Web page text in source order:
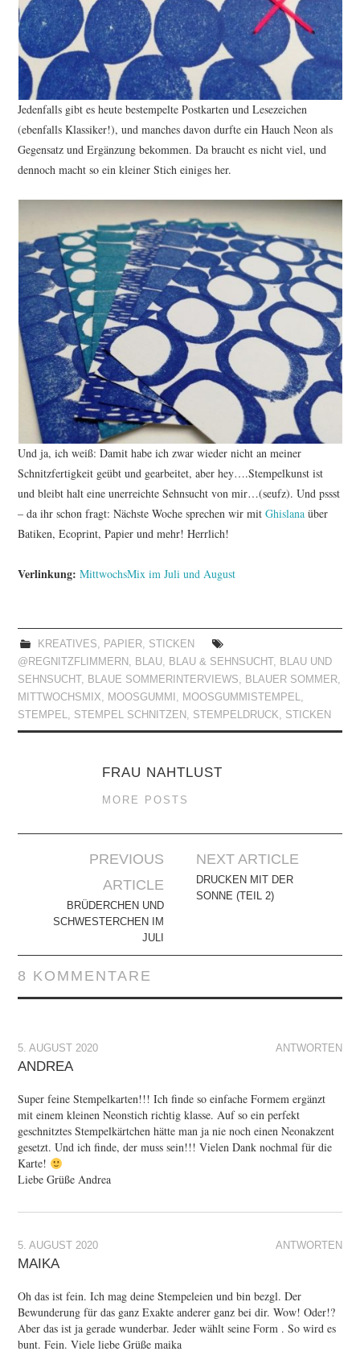
Jedenfalls gibt es heute bestempelte Postkarten und Lesezeichen
(ebenfalls Klassiker!), und manches davon durfte ein Hauch Neon als
Gegensatz und Ergänzung bekommen. Da braucht es nicht viel, und
dennoch macht so ein kleiner Stich einiges her.
Und ja, ich weiß: Damit habe ich zwar wieder nicht an meiner
Schnitzfertigkeit geübt und gearbeitet, aber hey….Stempelkunst ist
und bleibt halt eine unerreichte Sehnsucht von mir…(seufz). Und pssst
– da ihr schon fragt: Nächste Woche sprechen wir mitGhislanaüber
Batiken, Ecoprint, Papier und mehr! Herrlich!
Verlinkung: MittwochsMix im Juli und August
KREATIVES, PAPIER, STICKEN
@REGNITZFLIMMERN , BLAU, BLAU & SEHNSUCHT , BLAU UND
SEHNSUCHT , BLAUE SOMMERINTERVIEWS, BLAUER SOMMER,
MITTWOCHSMIX, MOOSGUMMI , MOOSGUMMISTEMPEL,
STEMPEL, STEMPEL SCHNITZEN , STEMPELDRUCK, STICKEN
FRAU NAHTLUST
MORE POSTS
Navigation
PREVIOUS
ARTICLE
BRÜDERCHEN UND
SCHWESTERCHEN IM
JULI
NEXT ARTICLE
DRUCKEN MIT DER
SONNE (TEIL 2)
8 KOMMENTARE
ANTWORTEN
5. AUGUST 2020
ANDREA
Super feine Stempelkarten!!! Ich finde so einfache Formem ergänzt
mit einem kleinen Neonstich richtig klasse. Auf so ein perfekt
geschnitztes Stempelkärtchen hätte man ja nie noch einen Neonakzent
gesetzt. Und ich finde, der muss sein!!! Vielen Dank nochmal für die
Karte!
Liebe Grüße Andrea
ANTWORTEN
5. AUGUST 2020
MAIKA
Oh das ist fein. Ich mag deine Stempeleien und bin bezgl. Der
Bewunderung für das ganz Exakte anderer ganz bei dir. Wow! Oder!?
Aber das ist ja gerade wunderbar. Jeder wählt seine Form . So wird es
bunt. Fein. Viele liebe Grüße maika